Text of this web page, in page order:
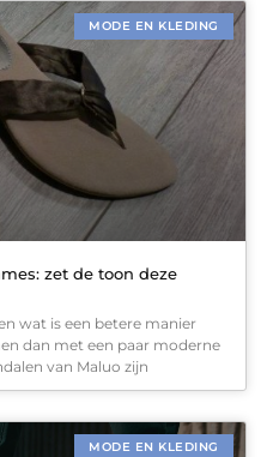
MODE EN KLEDING
zet de toon deze
wat is een betere manier
dan met een paar moderne
van Maluo zijn
MODE EN KLEDING